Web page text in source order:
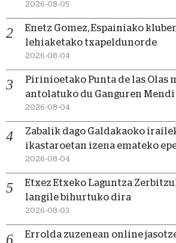
2026-08-05
Enetz Gomez, Espainiako
lehiaketako txapeldunorde
2026-08-04
Pirinioetako Punta de las Olas
antolatuko du Ganguren Mendi
2026-08-04
Zabalik dago Galdakaoko
ikastaroetan izena emateko
2026-08-04
Etxez Etxeko Laguntza
langile bihurtuko dira
2026-08-03
Errolda zuzenean online